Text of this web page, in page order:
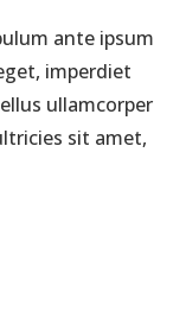
ante ipsum
imperdiet
ullamcorper
sit amet,